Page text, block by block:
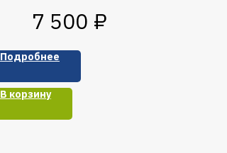
7 500 ₽
Подробнее
В корзину